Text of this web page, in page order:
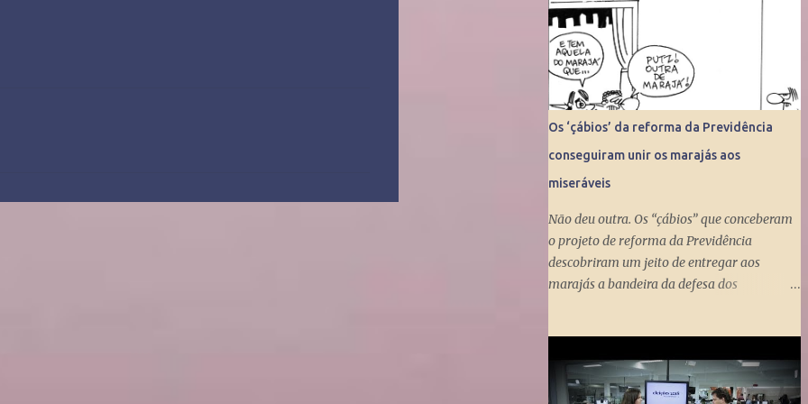
Os ‘çábios’ da reforma da Previdência
conseguiram unir os marajás aos
miseráveis
Não deu outra. Os “çábios” que conceberam
o projeto de reforma da Previdência
descobriram um jeito de entregar aos
marajás a bandeira da defesa dos
miseráveis que têm mais de 65 anos. O
projeto é engenhoso. Dá R$ 400 ao